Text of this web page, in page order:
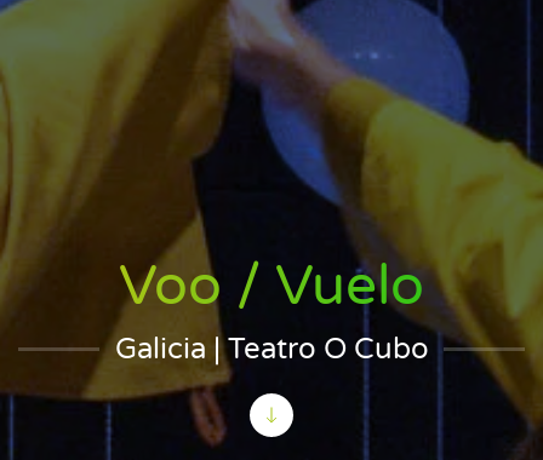
Voo / Vuelo
Galicia | Teatro O Cubo